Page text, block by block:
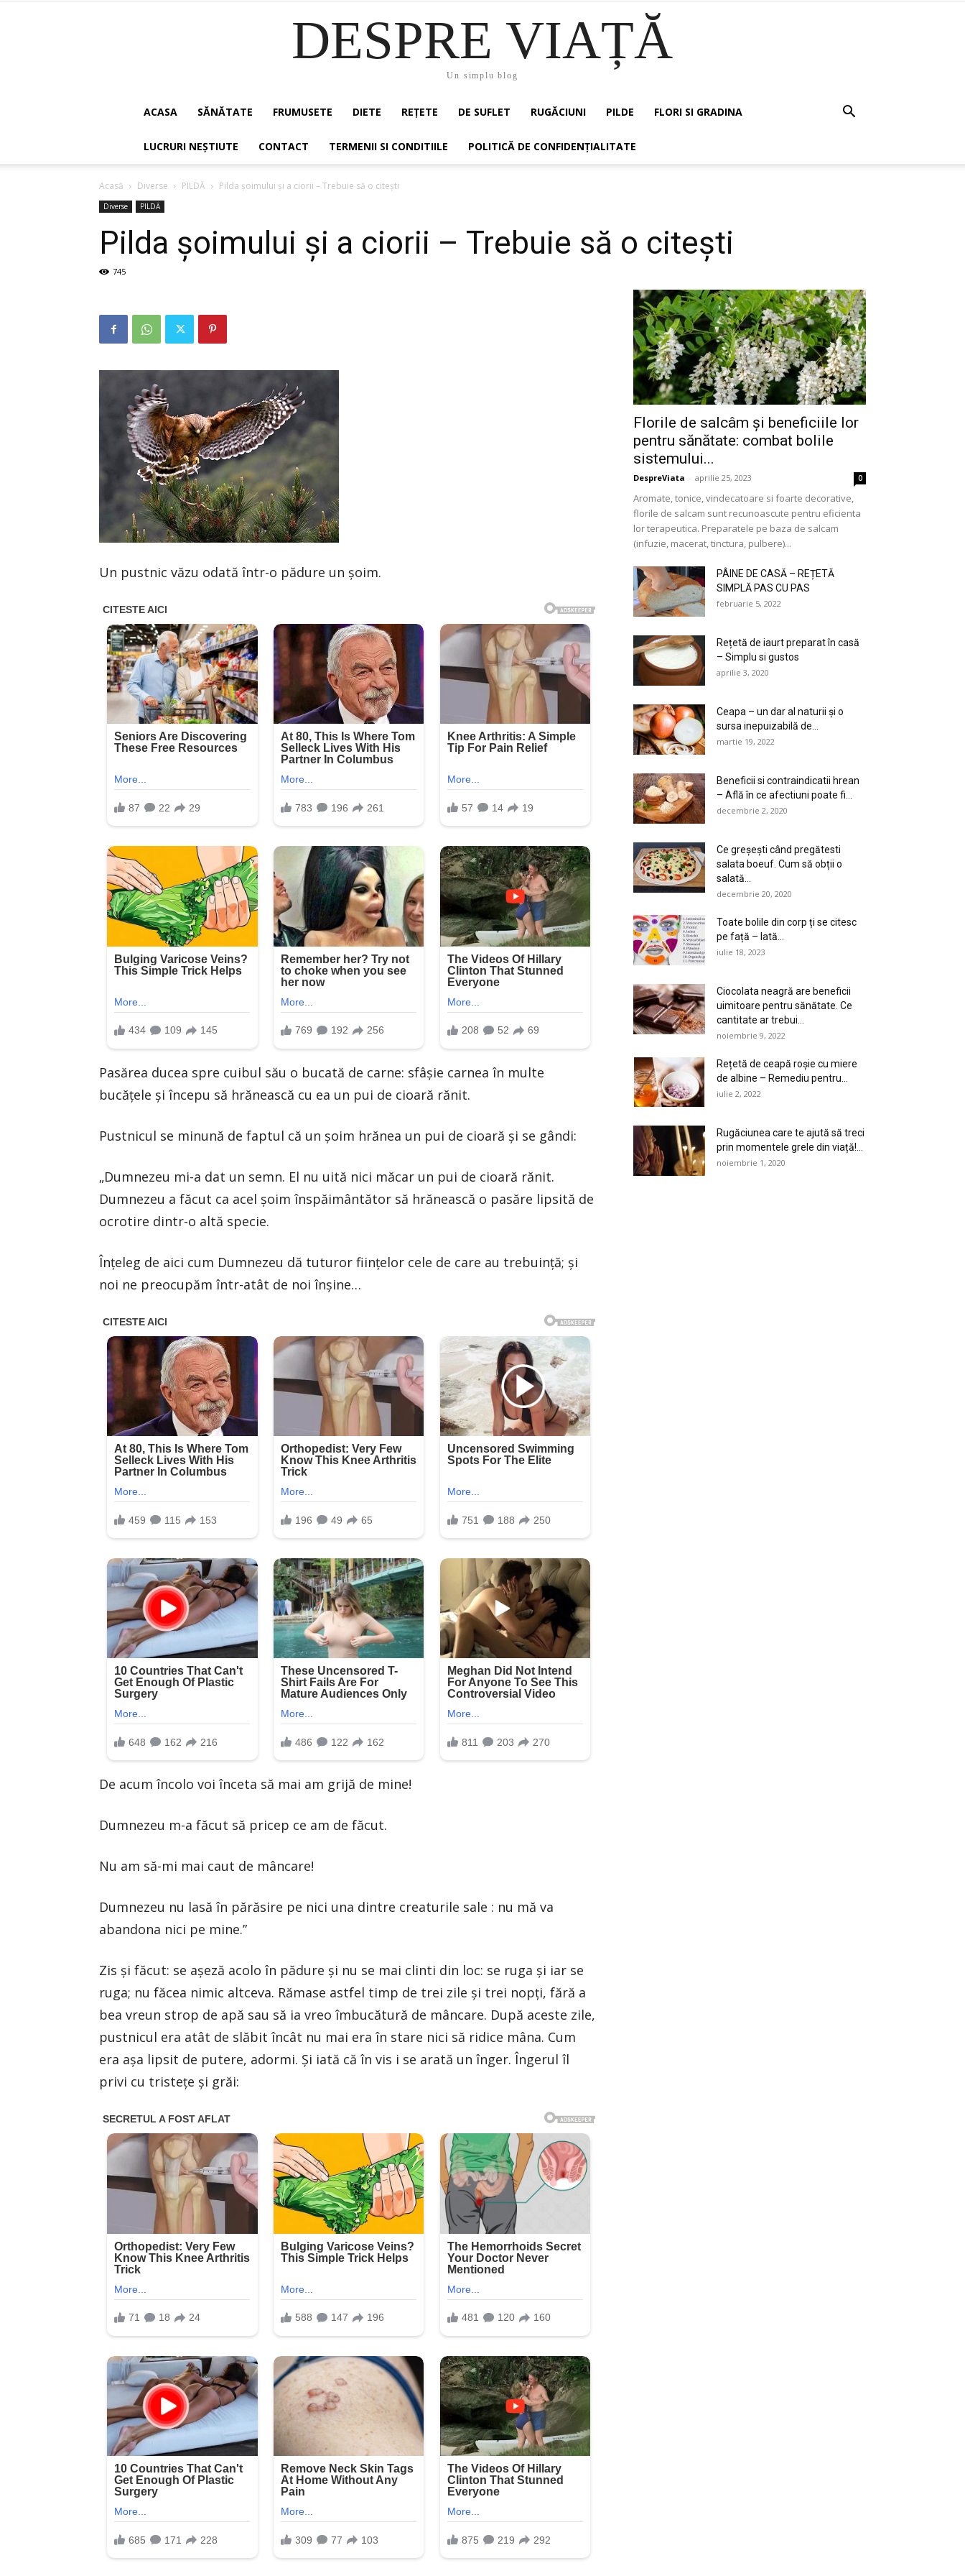
DESPRE VIAȚĂ
Un simplu blog
ACASA SĂNĂTATE FRUMUSETE DIETE REȚETE DE SUFLET RUGĂCIUNI PILDE FLORI SI GRADINA
LUCRURI NEȘTIUTE CONTACT TERMENII SI CONDITIILE POLITICĂ DE CONFIDENȚIALITATE
Acasă Diverse PILDĂ Pilda șoimului și a ciorii – Trebuie să o citești
Diverse PILDĂ
Pilda șoimului și a ciorii – Trebuie să o citești
745
Un pustnic văzu odată într-o pădure un șoim.
Pasărea ducea spre cuibul său o bucată de carne: sfâșie carnea în multe
bucățele și începu să hrănească cu ea un pui de cioară rănit.
Pustnicul se minună de faptul că un șoim hrănea un pui de cioară și se gândi:
„Dumnezeu mi-a dat un semn. El nu uită nici măcar un pui de cioară rănit.
Dumnezeu a făcut ca acel șoim înspăimântător să hrănească o pasăre lipsită de
ocrotire dintr-o altă specie.
Înțeleg de aici cum Dumnezeu dă tuturor ființelor cele de care au trebuință; și
noi ne preocupăm într-atât de noi înșine…
De acum încolo voi înceta să mai am grijă de mine!
Dumnezeu m-a făcut să pricep ce am de făcut.
Nu am să-mi mai caut de mâncare!
Dumnezeu nu lasă în părăsire pe nici una dintre creaturile sale : nu mă va
abandona nici pe mine.”
Zis și făcut: se așeză acolo în pădure și nu se mai clinti din loc: se ruga și iar se
ruga; nu făcea nimic altceva. Rămase astfel timp de trei zile și trei nopți, fără a
bea vreun strop de apă sau să ia vreo îmbucătură de mâncare. După aceste zile,
pustnicul era atât de slăbit încât nu mai era în stare nici să ridice mâna. Cum
era așa lipsit de putere, adormi. Și iată că în vis i se arată un înger. Îngerul îl
privi cu tristețe și grăi:
Florile de salcâm și beneficiile lor
pentru sănătate: combat bolile
sistemului...
DespreViata - aprilie 25, 2023 0
Aromate, tonice, vindecatoare si foarte decorative,
florile de salcam sunt recunoascute pentru eficienta
lor terapeutica. Preparatele pe baza de salcam
(infuzie, macerat, tinctura, pulbere)...
PÂINE DE CASĂ – REȚETĂ
SIMPLĂ PAS CU PAS
februarie 5, 2022
Rețetă de iaurt preparat în casă
– Simplu si gustos
aprilie 3, 2020
Ceapa – un dar al naturii și o
sursa inepuizabilă de...
martie 19, 2022
Beneficii si contraindicatii hrean
– Află în ce afectiuni poate fi...
decembrie 2, 2020
Ce greșești când pregătesti
salata boeuf. Cum să obții o
salată...
decembrie 20, 2020
Toate bolile din corp ți se citesc
pe față – Iată...
iulie 18, 2023
Ciocolata neagră are beneficii
uimitoare pentru sănătate. Ce
cantitate ar trebui...
noiembrie 9, 2022
Rețetă de ceapă roșie cu miere
de albine – Remediu pentru...
iulie 2, 2022
Rugăciunea care te ajută să treci
prin momentele grele din viață!...
noiembrie 1, 2020